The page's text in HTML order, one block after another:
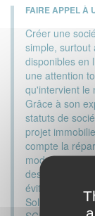
FAIRE APPEL À
Créer une
simple, surtout
disponibles en
une attention
qu'intervient le
Grâce à son
statuts de
projet
compte la
modalités de
des parts. Il
éviter les
Solliciter un